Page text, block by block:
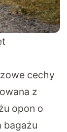
cechy
z
opon o
bagażu